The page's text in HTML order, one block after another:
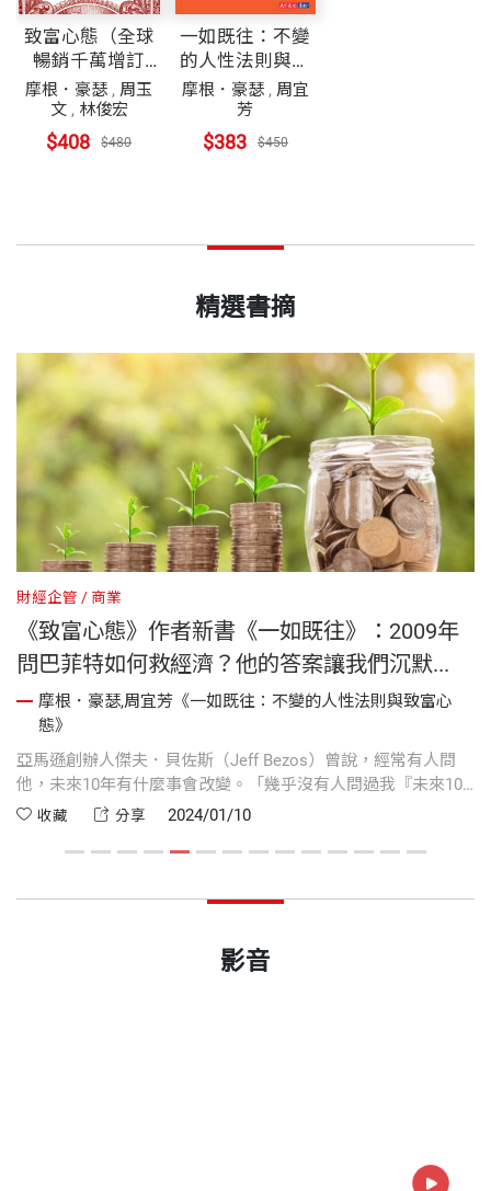
致富心態（全球
暢銷千萬增訂
版）
摩根．豪瑟 , 周玉
文, 林俊宏
$408 $480
一如既往：不變
的人性法則與致
富心態
摩根．豪瑟, 周宜
芳
$383 $450
精選書摘
財經企管 商業
《致富心態》作者新書《一如既往》：2009年
問巴菲特如何救經濟？他的答案讓我們沉默...
摩根．豪瑟,周宜芳《一如既往：不變的人性法則與致富心
態》
亞馬遜創辦人傑夫．貝佐斯（Jeff Bezos）曾說，經常有人問
他，未來10年有什麼事會改變。「幾乎沒有人問過我『未來10
年有什麼事不會改變？』」他說：「我要告訴你的是，第二個
收藏 分享 2024/01/10
影音